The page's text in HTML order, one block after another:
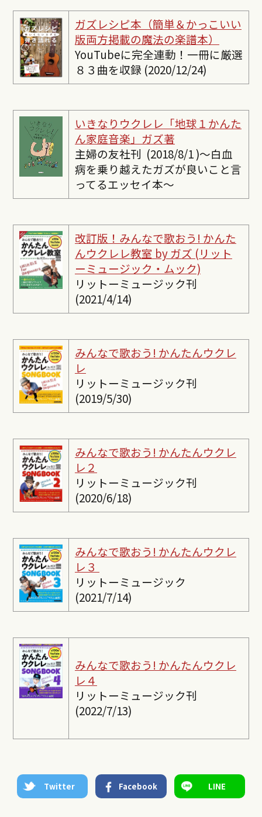
ガズレシピ本（簡単＆かっこいい
版両方掲載の魔法の楽譜本）
YouTubeに完全連動！一冊に厳選
８３曲を収録 (2020/12/24)
いきなりウクレレ「地球１かんた
ん家庭音楽」ガズ著
主婦の友社刊 (2018/8/1 )〜白血
病を乗り越えたガズが良いこと言
ってるエッセイ本〜
改訂版！みんなで歌おう! かんた
んウクレレ教室 by ガズ (リット
ーミュージック・ムック)
リットーミュージック刊
(2021/4/14)
みんなで歌おう! かんたんウクレ
レ
リットーミュージック刊
(2019/5/30)
みんなで歌おう! かんたんウクレ
レ２
リットーミュージック刊
(2020/6/18)
みんなで歌おう! かんたんウクレ
レ３
リットーミュージック
(2021/7/14)
みんなで歌おう! かんたんウクレ
レ４
リットーミュージック刊
(2022/7/13)
Twitter Facebook LINE